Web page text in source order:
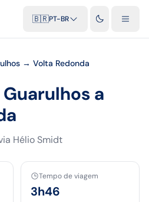
🇧🇷PT-BR
→ Volta Redonda
a
Hélio Smidt
Tempo de viagem
3h46